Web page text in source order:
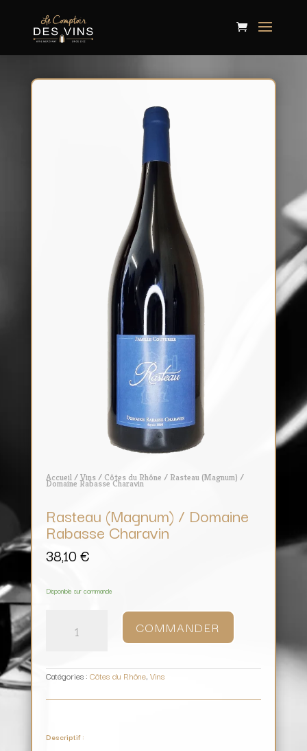
Accueil/Vins/ Côtes du Rhône / Rasteau (Magnum) /
Domaine Rabasse Charavin
Rasteau (Magnum) / Domaine
Rabasse Charavin
38,10€
Disponible sur commande
COMMANDER
Catégories : Côtes du Rhône, Vins
Descriptif :